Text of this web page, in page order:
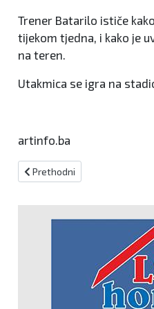
Trener Batarilo ističe
tijekom tjedna, i kako je
na teren.
Utakmica se igra na
artinfo.ba
Prethodni članak: Roberto
Prethodni